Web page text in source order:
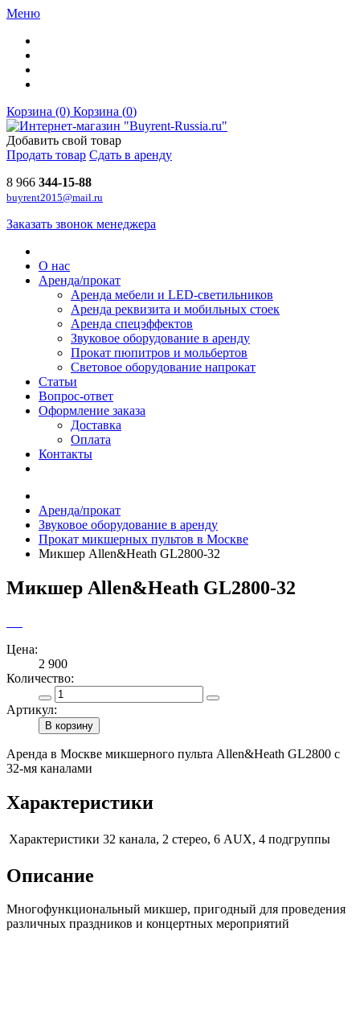
Меню
Корзина (0) Корзина (0)
Добавить свой товар
Продать товар Сдать в аренду
8 966 344-15-88
buyrent2015@mail.ru
Заказать звонок менеджера
О нас
Аренда/прокат
Аренда мебели и LED-светильников
Аренда реквизита и мобильных стоек
Аренда спецэффектов
Звуковое оборудование в аренду
Прокат пюпитров и мольбертов
Световое оборудование напрокат
Статьи
Вопрос-ответ
Оформление заказа
Доставка
Оплата
Контакты
Аренда/прокат
Звуковое оборудование в аренду
Прокат микшерных пультов в Москве
Микшер Allen&Heath GL2800-32
Микшер Allen&Heath GL2800-32
Цена:
2 900
Количество:
Артикул:
В корзину
Аренда в Москве микшерного пульта Allen&Heath GL2800 с
32-мя каналами
Характеристики
Характеристики 32 канала, 2 стерео, 6 AUX, 4 подгруппы
Описание
Многофункциональный микшер, пригодный для проведения
различных праздников и концертных мероприятий